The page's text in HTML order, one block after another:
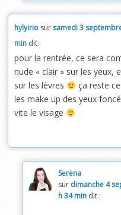
hylyirio sur samedi 3
min dit :
pour la rentrée, ce sera
nude « clair » sur les yeux,
sur les lèvres
ça reste
les make up des yeux
vite le visage
Serena
sur dimanche 4
h 34 min dit :